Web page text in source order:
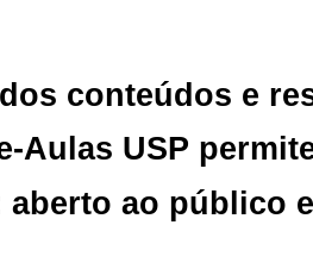
conteúdos e
Aulas USP
ao público